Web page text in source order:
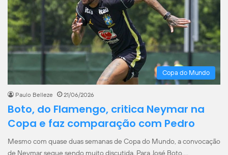
Copa do Mundo
Paulo Belleze 21/06/2026
Boto, do Flamengo, critica Neymar na
Copa e faz comparação com Pedro
Mesmo com quase duas semanas de Copa do Mundo, a convocação
de Neymar segue sendo muito discutida. Para José Boto,…